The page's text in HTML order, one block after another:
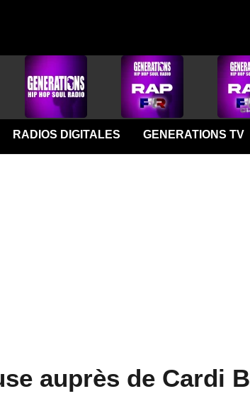
RADIOS DIGITALES GENERATIONS TV
auprès de Cardi B